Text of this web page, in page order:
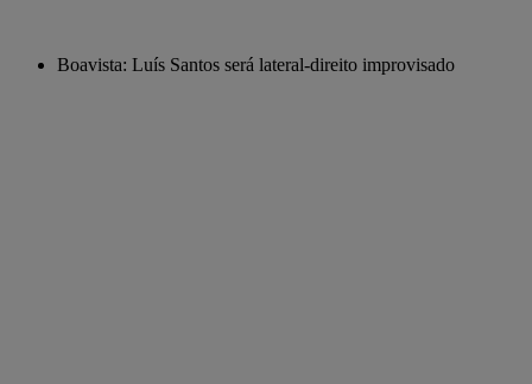
Boavista: Luís Santos será lateral-direito improvisado